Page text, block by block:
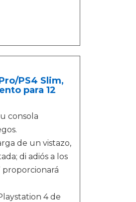
PS4 Slim,
para 12
consola
de un vistazo,
di adiós a los
proporcionará
4 de